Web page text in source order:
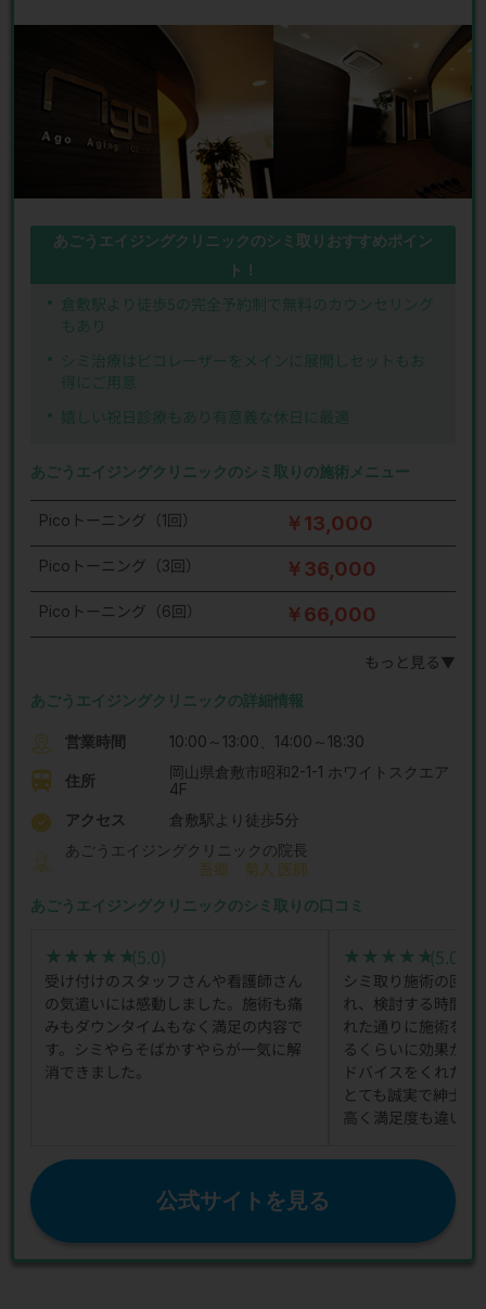
あごうエイジングクリニックのシミ取りおすすめポイン
ト！
倉敷駅より徒歩5の完全予約制で無料のカウンセリング
もあり
シミ治療はピコレーザーをメインに展開しセットもお
得にご用意
嬉しい祝日診療もあり有意義な休日に最適
あごうエイジングクリニックのシミ取りの施術メニュー
Picoトーニング（1回） ￥13,000
Picoトーニング（3回） ￥36,000
Picoトーニング（6回） ￥66,000
もっと見る▼
あごうエイジングクリニックの詳細情報
営業時間 10:00～13:00、14:00～18:30
住所
岡山県倉敷市昭和2-1-1 ホワイトスクエア
4F
アクセス
倉敷駅より徒歩5分
あごうエイジングクリニックの院長
吾郷 菊人 医師
あごうエイジングクリニックのシミ取りの口コミ
★★★★★
★★★★★(5.0)
受け付けのスタッフさんや看護師さん
の気遣いには感動しました。施術も痛
みもダウンタイムもなく満足の内容で
す。シミやらそばかすやらが一気に解
消できました。
★★★★★
★★★★★(5.0)
シミ取り施術の回
れ、検討する時間
れた通りに施術を
るくらいに効果が
ドバイスをくれた
とても誠実で紳士
高く満足度も違いま
公式サイトを見る